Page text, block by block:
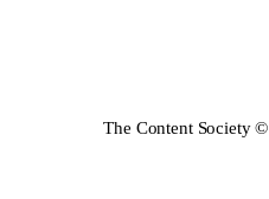
The Content Society